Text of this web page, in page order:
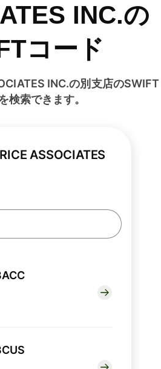
INC.の
コード
INC.の別支店のSWIFT
検索できます。
ASSOCIATES